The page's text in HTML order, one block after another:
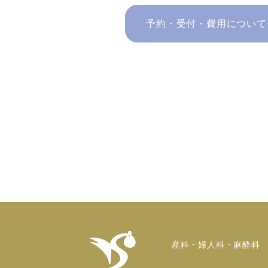
予約・受付・費用につい
産科・婦人科・麻酔科